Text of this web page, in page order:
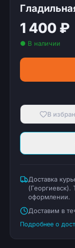
1 400 ₽
● В наличии
В
Доставка
(Георгиевск).
оформлении.
Доставим в
Подробнее о